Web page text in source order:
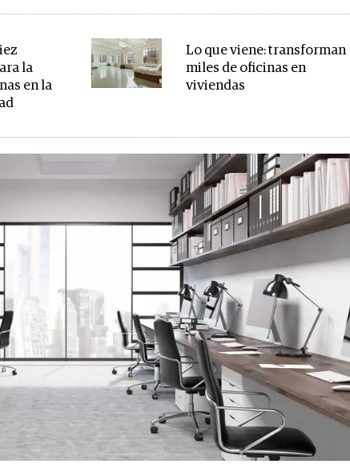
la
en la
Lo que viene: transforman
miles de oficinas en
viviendas